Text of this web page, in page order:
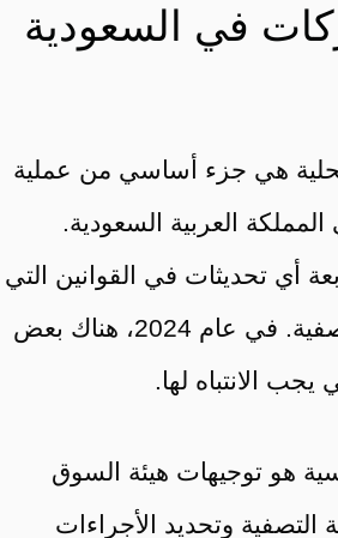
في السعودية
هي جزء أساسي من عملية
العربية السعودية.
أي تحديثات في القوانين التي
تؤثر على عملية التصفية. في عام 2024، هناك بعض
يجب الانتباه لها.
هو توجيهات هيئة السوق
التصفية وتحديد الأجراءات